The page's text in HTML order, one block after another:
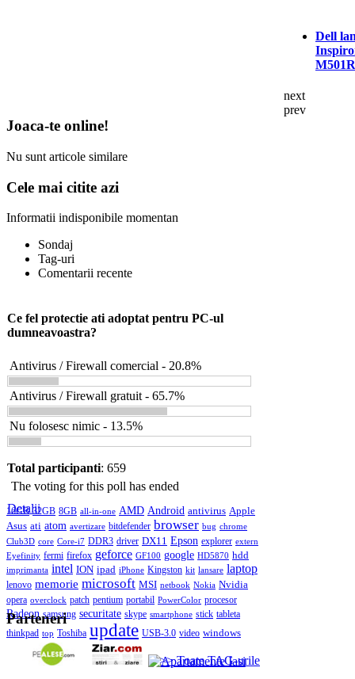
Dell
M501R
next
prev
Joaca-te online!
Nu sunt articole similare
Cele mai citite azi
Informatii indisponibile momentan
Sondaj
Tag-uri
Comentarii recente
Ce fel protectie ati adoptat pentru PC-ul
dumneavoastra?
Antivirus / Firewall comercial - 20.8%
Antivirus / Firewall gratuit - 65.7%
Nu folosesc nimic - 13.5%
Total participanti: 659
The voting for this poll has ended
Detalii
16GB 32GB 8GB all-in-one AMD Android antivirus Apple
Asus ati atom avertizare bitdefender browser bug chrome
Club3D core Core-i7 DDR3 driver DX11 Epson explorer extern
Eyefinity fermi firefox geforce GF100 google HD5870 hdd
imprimanta intel ION ipad iPhone Kingston kit lansare laptop
lenovo memorie microsoft MSI netbook Nokia Nvidia
opera overclock patch pentium portabil PowerColor procesor
Radeon samsung securitate skype smartphone stick tableta
thinkpad top Toshiba update USB-3.0 video windows
>> Toate TAG-urile
Parteneri